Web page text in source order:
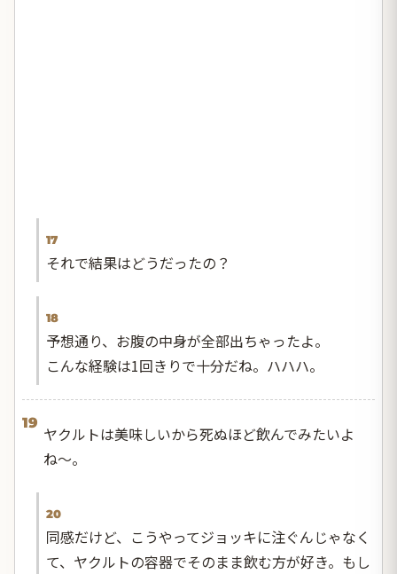
17
それで結果はどうだったの？
18
予想通り、お腹の中身が全部出ちゃったよ。
こんな経験は1回きりで十分だね。ハハハ。
19
ヤクルトは美味しいから死ぬほど飲んでみたいよ
ね〜。
20
同感だけど、こうやってジョッキに注ぐんじゃなく
て、ヤクルトの容器でそのまま飲む方が好き。もし